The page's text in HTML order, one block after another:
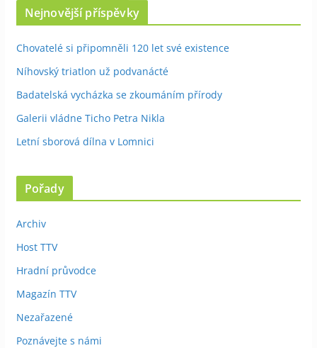
Nejnovější příspěvky
Chovatelé si připomněli 120 let své existence
Níhovský triatlon už podvanácté
Badatelská vycházka se zkoumáním přírody
Galerii vládne Ticho Petra Nikla
Letní sborová dílna v Lomnici
Pořady
Archiv
Host TTV
Hradní průvodce
Magazín TTV
Nezařazené
Poznávejte s námi